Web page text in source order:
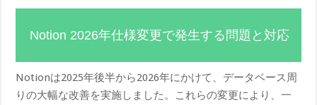
Notion 2026年仕様変更で発生する問題と対応
Notionは2025年後半から2026年にかけて、データベース周
りの大幅な改善を実施しました。これらの変更により、一